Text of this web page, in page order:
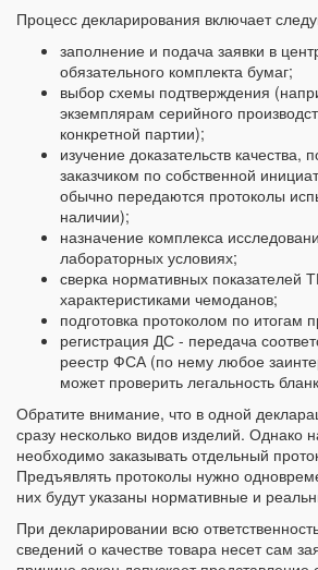
Процесс декларирования включает
заполнение и подача заявки в
обязательного комплекта бумаг;
выбор схемы подтверждения
экземплярам серийного
конкретной партии);
изучение доказательств качества,
заказчиком по собственной
обычно передаются протоколы
наличии);
назначение комплекса
лабораторных условиях;
сверка нормативных показателей
характеристиками чемоданов;
подготовка протоколом по итогам
регистрация ДС - передача
реестр ФСА (по нему любое
может проверить легальность
Обратите внимание, что в одной
сразу несколько видов изделий. Однако
необходимо заказывать отдельный
Предъявлять протоколы нужно
них будут указаны нормативные и
При декларировании всю
сведений о качестве товара несет сам